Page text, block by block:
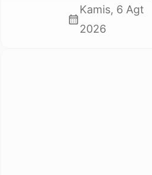
Gandasil,
Swadaya Cor
calendar_month
Kamis, 6 Agt
2026